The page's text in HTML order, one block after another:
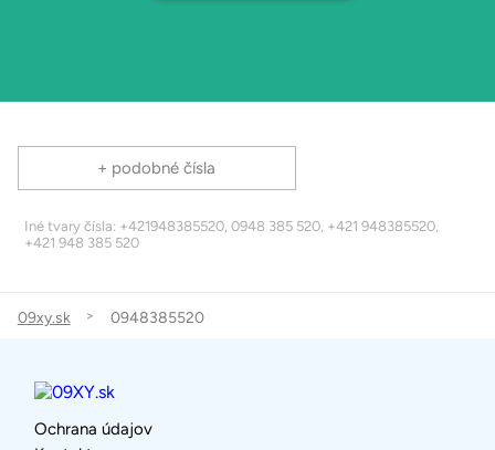
+ podobné čísla
Iné tvary čísla: +421948385520, 0948 385 520, +421 948385520,
+421 948 385 520
09xy.sk 0948385520
Ochrana údajov